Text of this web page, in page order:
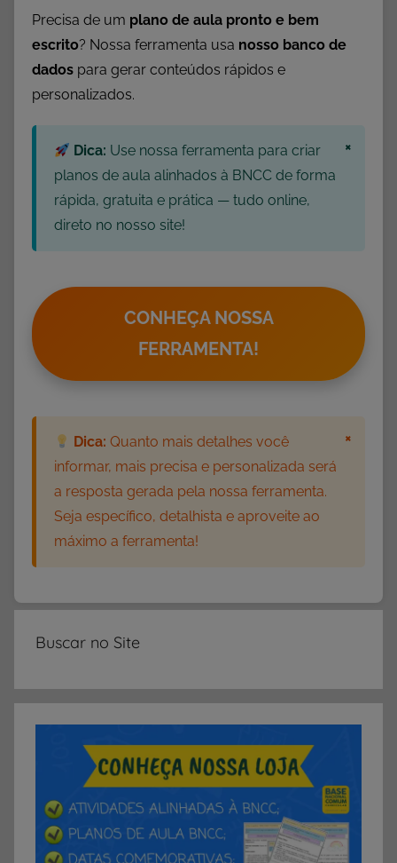
Precisa de um plano de aula pronto e bem
escrito? Nossa ferramenta usa nosso banco de
dados para gerar conteúdos rápidos e
personalizados.
Dica: Use nossa ferramenta para criar
planos de aula alinhados à BNCC de forma
rápida, gratuita e prática — tudo online,
direto no nosso site!
×
CONHEÇA NOSSA
FERRAMENTA!
Dica: Quanto mais detalhes você
informar, mais precisa e personalizada será
a resposta gerada pela nossa ferramenta.
Seja específico, detalhista e aproveite ao
máximo a ferramenta!
×
Buscar no Site